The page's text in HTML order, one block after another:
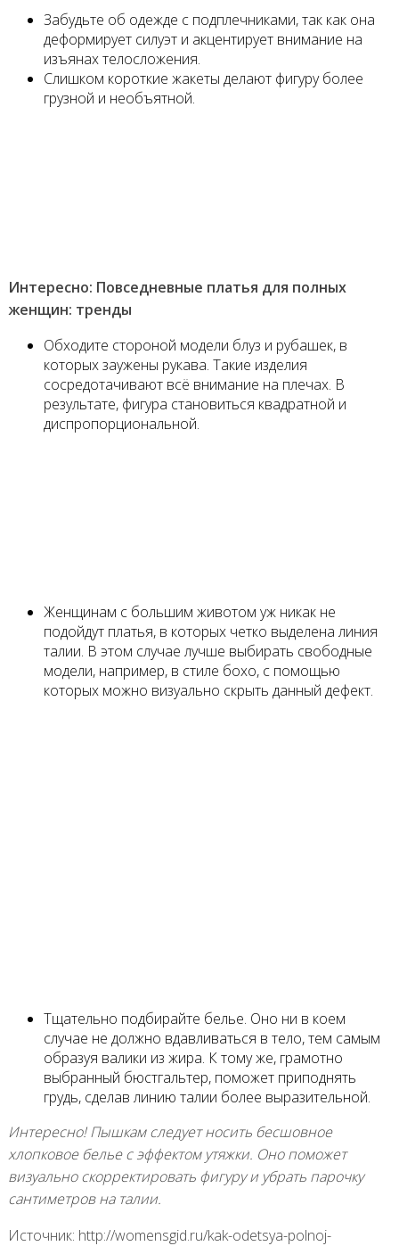
Забудьте об одежде с подплечниками, так как она
деформирует силуэт и акцентирует внимание на
изъянах телосложения.
Слишком короткие жакеты делают фигуру более
грузной и необъятной.
Интересно: Повседневные платья для полных
женщин: тренды
Обходите стороной модели блуз и рубашек, в
которых заужены рукава. Такие изделия
сосредотачивают всё внимание на плечах. В
результате, фигура становиться квадратной и
диспропорциональной.
Женщинам с большим животом уж никак не
подойдут платья, в которых четко выделена линия
талии. В этом случае лучше выбирать свободные
модели, например, в стиле бохо, с помощью
которых можно визуально скрыть данный дефект.
Тщательно подбирайте белье. Оно ни в коем
случае не должно вдавливаться в тело, тем самым
образуя валики из жира. К тому же, грамотно
выбранный бюстгальтер, поможет приподнять
грудь, сделав линию талии более выразительной.
Интересно! Пышкам следует носить бесшовное
хлопковое белье с эффектом утяжки. Оно поможет
визуально скорректировать фигуру и убрать парочку
сантиметров на талии.
Источник: http://womensgid.ru/kak-odetsya-polnoj-